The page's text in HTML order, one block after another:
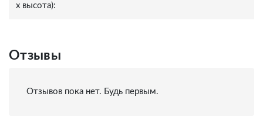
x высота):
Отзывы
Отзывов пока нет. Будь первым.